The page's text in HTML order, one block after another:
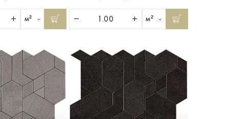
м² м²